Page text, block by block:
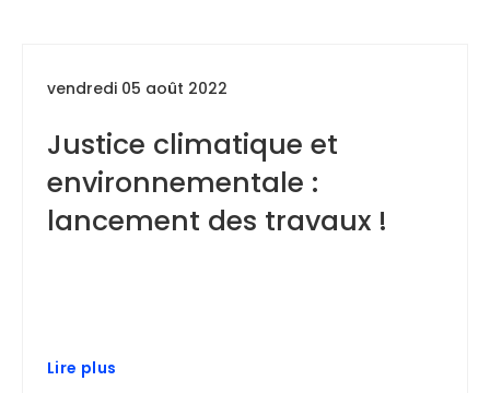
vendredi 05 août 2022
Justice climatique et
environnementale :
lancement des travaux !
Lire plus